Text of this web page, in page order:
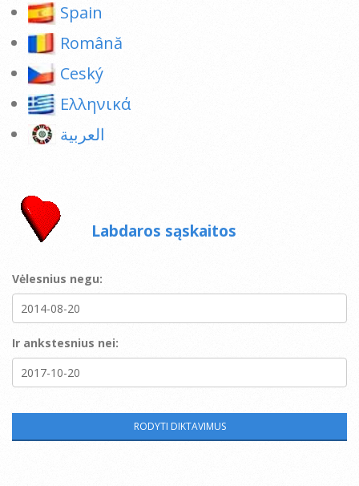
Spain
Română
Ceský
Ελληνικά
العربية
Labdaros sąskaitos
Vėlesnius negu:
Ir ankstesnius nei: